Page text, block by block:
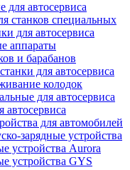
для автосервиса
станков специальных
для автосервиса
аппараты
и барабанов
для автосервиса
колодок
для автосервиса
автосервиса
для автомобилей
зарядные устройства
устройства Aurora
устройства GYS